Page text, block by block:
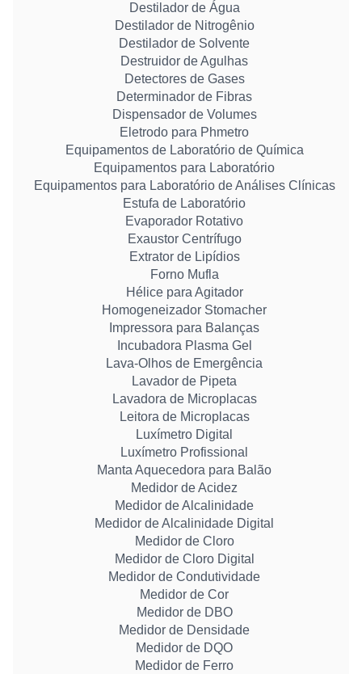
Destilador de Água
Destilador de Nitrogênio
Destilador de Solvente
Destruidor de Agulhas
Detectores de Gases
Determinador de Fibras
Dispensador de Volumes
Eletrodo para Phmetro
Equipamentos de Laboratório de Química
Equipamentos para Laboratório
Equipamentos para Laboratório de Análises Clínicas
Estufa de Laboratório
Evaporador Rotativo
Exaustor Centrífugo
Extrator de Lipídios
Forno Mufla
Hélice para Agitador
Homogeneizador Stomacher
Impressora para Balanças
Incubadora Plasma Gel
Lava-Olhos de Emergência
Lavador de Pipeta
Lavadora de Microplacas
Leitora de Microplacas
Luxímetro Digital
Luxímetro Profissional
Manta Aquecedora para Balão
Medidor de Acidez
Medidor de Alcalinidade
Medidor de Alcalinidade Digital
Medidor de Cloro
Medidor de Cloro Digital
Medidor de Condutividade
Medidor de Cor
Medidor de DBO
Medidor de Densidade
Medidor de DQO
Medidor de Ferro